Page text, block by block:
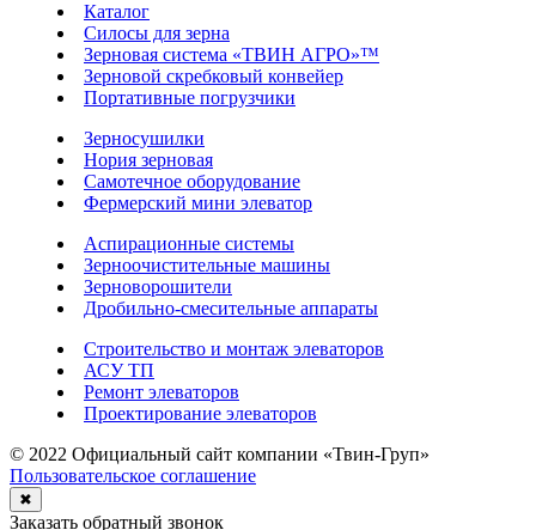
Каталог
Силосы для зерна
Зерновая система «ТВИН АГРО»™
Зерновой скребковый конвейер
Портативные погрузчики
Зерносушилки
Нория зерновая
Самотечное оборудование
Фермерский мини элеватор
Аспирационные системы
Зерноочистительные машины
Зерноворошители
Дробильно-смесительные аппараты
Строительство и монтаж элеваторов
АСУ ТП
Ремонт элеваторов
Проектирование элеваторов
© 2022 Официальный сайт компании «Твин-Груп»
Пользовательское соглашение
✖
Заказать обратный звонок